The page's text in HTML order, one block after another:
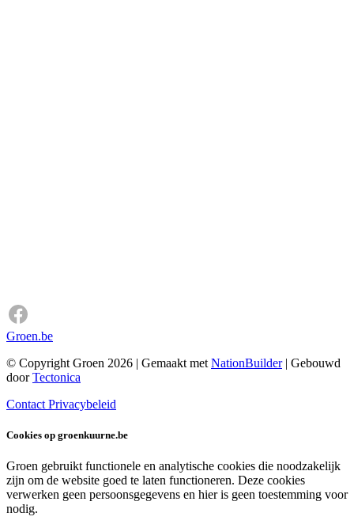
Groen.be
© Copyright Groen 2026 | Gemaakt met NationBuilder| Gebouwd
doorTectonica
Contact Privacybeleid
Cookies op groenkuurne.be
Groen gebruikt functionele en analytische cookies die noodzakelijk
zijn om de website goed te laten functioneren. Deze cookies
verwerken geen persoonsgegevens en hier is geen toestemming voor
nodig.